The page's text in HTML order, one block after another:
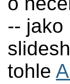
-- jako
tohle